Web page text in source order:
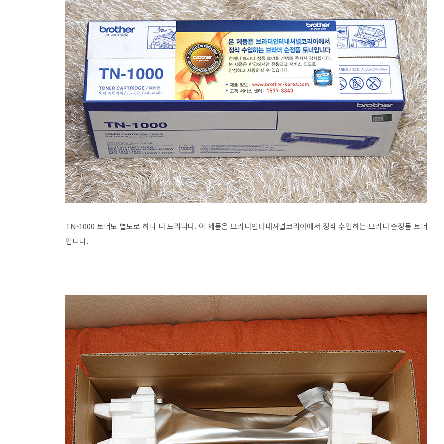
TN-1000 토너도 별도로 하나 더 드리니다. 이 제품은 브라더인터내셔널코리아에서 정식 수입하는 브라더 순정품 토너
입니다.